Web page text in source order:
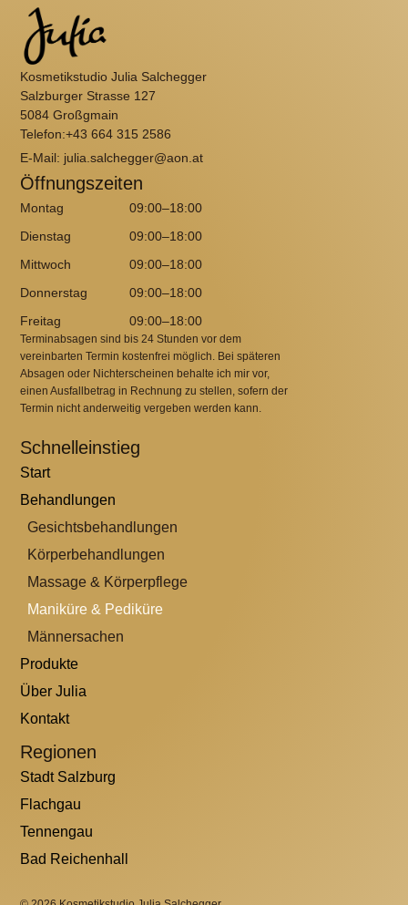
Kosmetikstudio Julia Salchegger
Salzburger Strasse 127
5084 Großgmain
Telefon:+43 664 315 2586
E-Mail: julia.salchegger@aon.at
Öffnungszeiten
Montag
09:00–18:00
Dienstag
09:00–18:00
Mittwoch
09:00–18:00
Donnerstag
09:00–18:00
Freitag
09:00–18:00
Terminabsagen sind bis 24 Stunden vor dem
vereinbarten Termin kostenfrei möglich. Bei späteren
Absagen oder Nichterscheinen behalte ich mir vor,
einen Ausfallbetrag in Rechnung zu stellen, sofern der
Termin nicht anderweitig vergeben werden kann.
Schnelleinstieg
Start
Behandlungen
Gesichtsbehandlungen
Körperbehandlungen
Massage & Körperpflege
Maniküre & Pediküre
Männer­sachen
Produkte
Über Julia
Kontakt
Regionen
Stadt Salzburg
Flachgau
Tennengau
Bad Reichenhall